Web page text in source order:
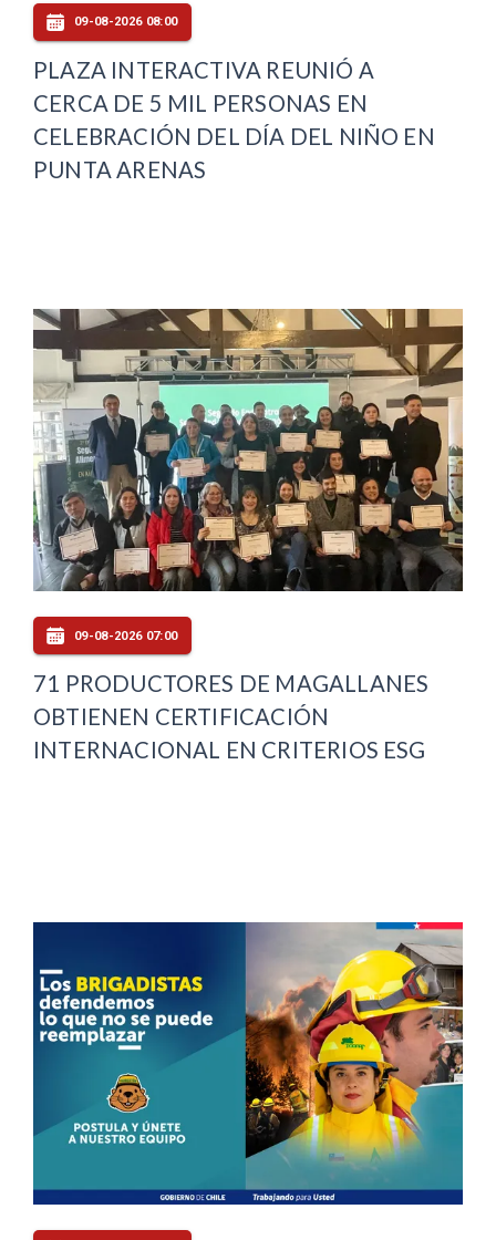
09-08-2026 08:00
PLAZA INTERACTIVA REUNIÓ A
CERCA DE 5 MIL PERSONAS EN
CELEBRACIÓN DEL DÍA DEL NIÑO EN
PUNTA ARENAS
09-08-2026 07:00
71 PRODUCTORES DE MAGALLANES
OBTIENEN CERTIFICACIÓN
INTERNACIONAL EN CRITERIOS ESG